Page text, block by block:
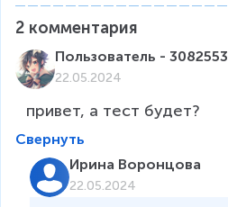
2 комментария
Пользователь - 3082553
22.05.2024
привет, а тест будет?
Свернуть
Ирина Воронцова
22.05.2024